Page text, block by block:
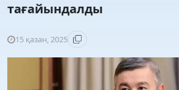
тағайындалды
15 қазан, 2025